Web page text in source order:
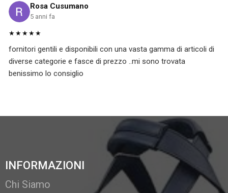
Rosa Cusumano
5 anni fa
★★★★★
fornitori gentili e disponibili con una vasta gamma di articoli di
diverse categorie e fasce di prezzo ..mi sono trovata
benissimo lo consiglio
INFORMAZIONI
Chi Siamo